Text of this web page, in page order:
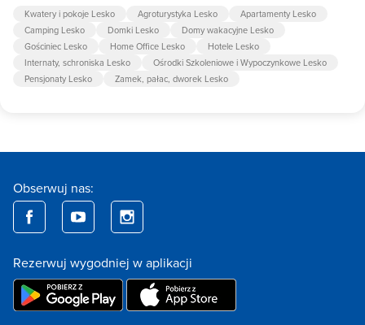
Kwatery i pokoje Lesko Agroturystyka Lesko
Apartamenty Lesko
Camping Lesko
Domki Lesko
Domy wakacyjne Lesko
Gościniec Lesko
Home Office Lesko
Hotele Lesko
Internaty, schroniska Lesko
Ośrodki Szkoleniowe i Wypoczynkowe Lesko
Pensjonaty Lesko
Zamek, pałac, dworek Lesko
Obserwuj nas:
Rezerwuj wygodniej w aplikacji